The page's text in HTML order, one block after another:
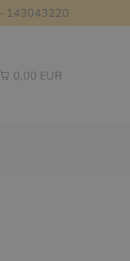
143043220
0,00 EUR